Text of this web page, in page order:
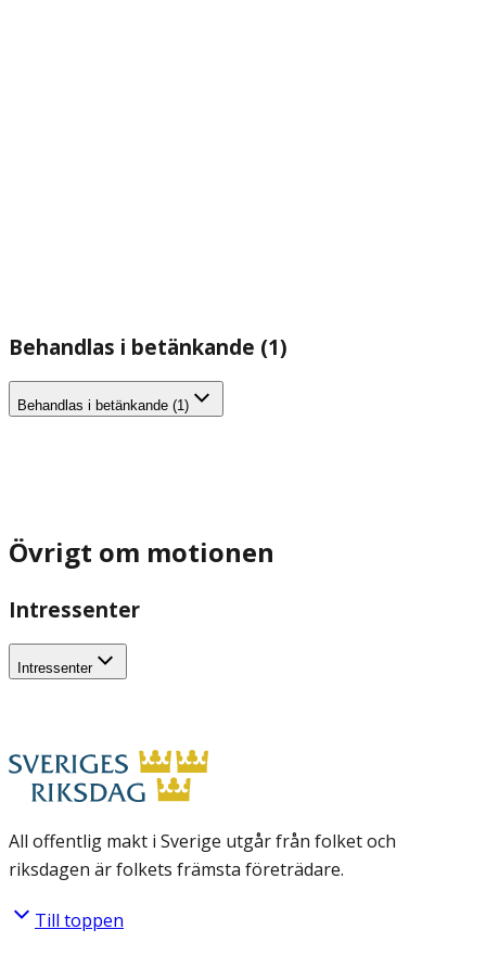
Behandlas i betänkande (1)
Behandlas i betänkande (1)
Övrigt om motionen
Intressenter
Intressenter
All offentlig makt i Sverige utgår från folket och
riksdagen är folkets främsta företrädare.
Till toppen